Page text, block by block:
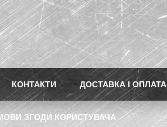
КОНТАКТИ ДОСТАВКА І ОПЛАТА
ЗГОДИ КОРИСТУВАЧА